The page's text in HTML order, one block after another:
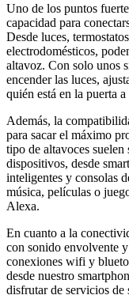
Uno de los puntos
capacidad para
Desde luces,
electrodomésticos,
altavoz. Con solo unos
encender las luces,
quién está en la puerta
Además, la
para sacar el máximo
tipo de altavoces
dispositivos, desde
inteligentes y consolas
música, películas o
Alexa.
En cuanto a la
con sonido envolvente
conexiones wifi y
desde nuestro
disfrutar de servicios